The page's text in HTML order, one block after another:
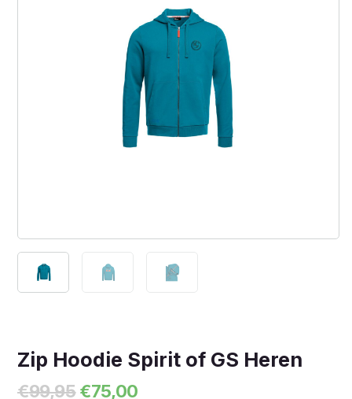
Zip Hoodie Spirit of GS Heren
€99,95 Oorspronkelijke
€75,00Huidige